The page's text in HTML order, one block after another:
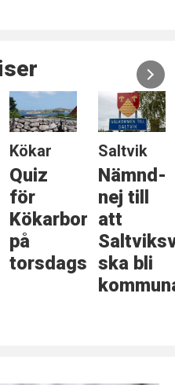
Kökar
Quiz
för
Kökarbor
på
torsdagskvällen
Saltvik
Nämnd-
nej till
att
ska bli